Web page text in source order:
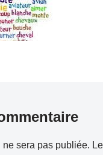
sera pas publiée.